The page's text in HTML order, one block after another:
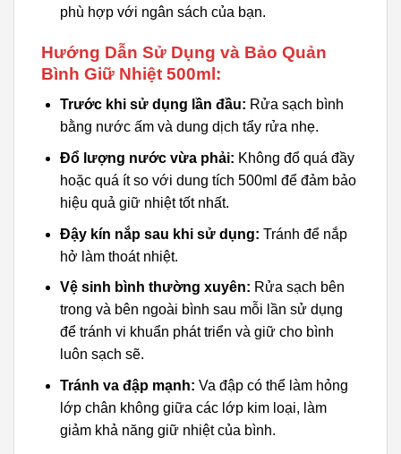
phù hợp với ngân sách của bạn.
Hướng Dẫn Sử Dụng và Bảo Quản
Bình Giữ Nhiệt 500ml:
Trước khi sử dụng lần đầu: Rửa sạch bình
bằng nước ấm và dung dịch tẩy rửa nhẹ.
Đổ lượng nước vừa phải: Không đổ quá đầy
hoặc quá ít so với dung tích 500ml để đảm bảo
hiệu quả giữ nhiệt tốt nhất.
Đậy kín nắp sau khi sử dụng: Tránh để nắp
hở làm thoát nhiệt.
Vệ sinh bình thường xuyên: Rửa sạch bên
trong và bên ngoài bình sau mỗi lần sử dụng
để tránh vi khuẩn phát triển và giữ cho bình
luôn sạch sẽ.
Tránh va đập mạnh: Va đập có thể làm hỏng
lớp chân không giữa các lớp kim loại, làm
giảm khả năng giữ nhiệt của bình.